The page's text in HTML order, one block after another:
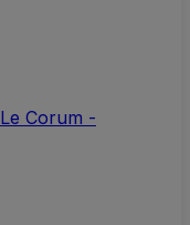
Le Corum -